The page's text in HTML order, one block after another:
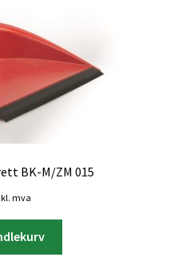
BK-M/ZM 015
mva